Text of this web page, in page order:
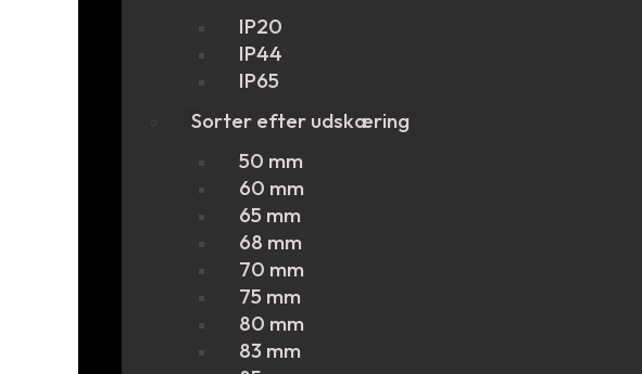
IP20
IP44
IP65
Sorter efter udskæring
50 mm
60 mm
65 mm
68 mm
70 mm
75 mm
80 mm
83 mm